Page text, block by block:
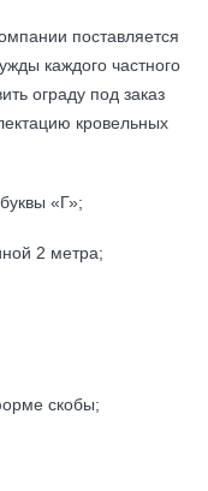
поставляется
каждого частного
ограду под заказ
кровельных
«Г»;
2 метра;
скобы;